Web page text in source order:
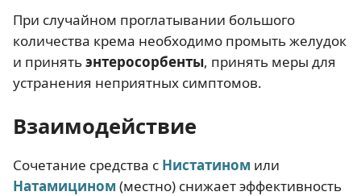
При случайном проглатывании большого
количества крема необходимо промыть желудок
и принятьэнтеросорбенты, принять меры для
устранения неприятных симптомов.
Взаимодействие
Сочетание средства с Нистатином или
Натамицином (местно) снижает эффективность